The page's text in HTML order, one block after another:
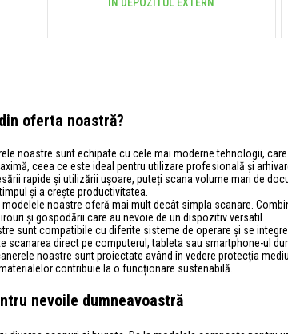
ÎN DEPOZITUL EXTERN
oferta noastră?
noastre sunt echipate cu cele mai moderne tehnologii,
ceea ce este ideal pentru utilizare profesională și
rapide și utilizării ușoare, puteți scana volume mari de
și a crește productivitatea.
modelele noastre oferă mai mult decât simpla scanare.
și gospodării care au nevoie de un dispozitiv versatil.
sunt compatibile cu diferite sisteme de operare și se
scanarea direct pe computerul, tableta sau smartphone-ul
noastre sunt proiectate având în vedere protecția
contribuie la o funcționare sustenabilă.
nevoile dumneavoastră